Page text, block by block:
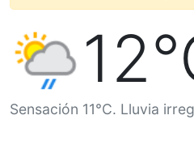
Sensación 11°C. Lluvia